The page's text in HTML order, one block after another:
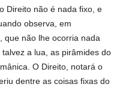
Direito não é nada fixo, e
observa, em
que não lhe ocorria nada
a lua, as pirâmides do
O Direito, notará o
dentre as coisas fixas do